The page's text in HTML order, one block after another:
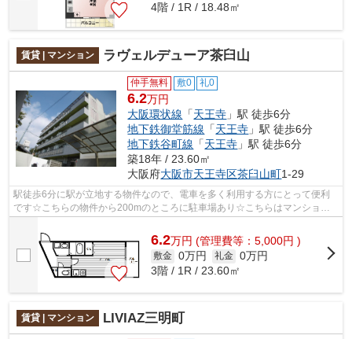
4階 / 1R / 18.48㎡
賃貸 | マンション ラヴェルデューア茶臼山
仲手無料 敷0 礼0
6.2万円
大阪環状線 「天王寺 」駅 徒歩6分
地下鉄御堂筋線 「天王寺 」駅 徒歩6分
地下鉄谷町線 「天王寺 」駅 徒歩6分
築18年 / 23.60㎡
大阪府大阪市天王寺区茶臼山町1-29
駅徒歩6分に駅が立地する物件なので、電車を多く利用する方にとって便利
です☆こちらの物件から200mのところに駐車場あり☆こちらはマンション
6.2万円 (管理費等：5,000円 )
敷金 0万円 礼金 0万円
3階 / 1R / 23.60㎡
賃貸 | マンション LIVIAZ三明町